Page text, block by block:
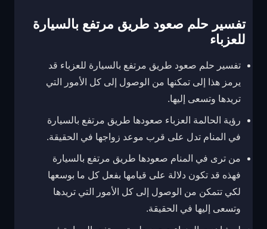
تفسير حلم صعود طريق مرتفع بالسيارة
للعزباء
تفسير حلم صعود طريق مرتفع بالسيارة للعزباء قد
يرمز هذا إلى تمكنها من الوصول إلى كل الأمور التي
تريدها وتسعى إليها.
رؤية الحالمة العزباء صعودها طريق مرتفع بالسيارة
في المنام تدل على قرب موعد زواجها في الحقيقة.
من ترى في المنام صعودها طريق مرتفع بالسيارة
فهذه قد تكون دلالة على قيامها بفعل كل ما بوسعها
لكي تتمكن من الوصول إلى كل الأمور التي تريدها
وتسعى إليها في الحقيقة.